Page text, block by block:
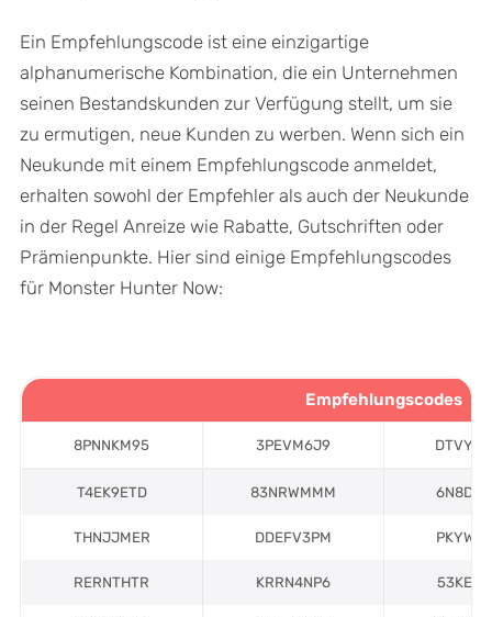
Ein Empfehlungscode ist eine einzigartige
alphanumerische Kombination, die ein Unternehmen
seinen Bestandskunden zur Verfügung stellt, um sie
zu ermutigen, neue Kunden zu werben. Wenn sich ein
Neukunde mit einem Empfehlungscode anmeldet,
erhalten sowohl der Empfehler als auch der Neukunde
in der Regel Anreize wie Rabatte, Gutschriften oder
Prämienpunkte. Hier sind einige Empfehlungscodes
für Monster Hunter Now:
Empfehlungscodes
8PNNKM95 3PEVM6J9
T4EK9ETD 83NRWMMM
THNJJMER DDEFV3PM
RERNTHTR KRRN4NP6